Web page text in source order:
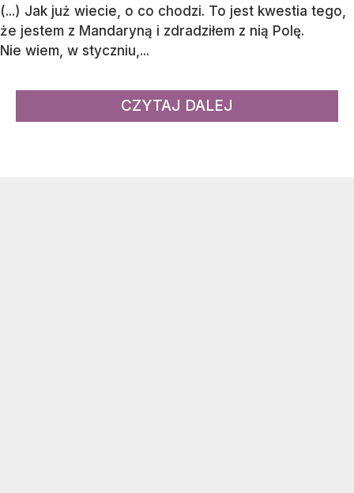
(...) Jak już wiecie, o co chodzi. To jest kwestia tego,
że jestem z Mandaryną i zdradziłem z nią Polę.
Nie wiem, w styczniu,...
CZYTAJ DALEJ